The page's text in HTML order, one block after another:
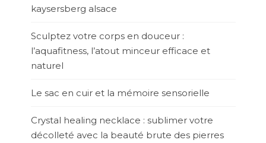
kaysersberg alsace
Sculptez votre corps en douceur :
l’aquafitness, l’atout minceur efficace et
naturel
Le sac en cuir et la mémoire sensorielle
Crystal healing necklace : sublimer votre
décolleté avec la beauté brute des pierres